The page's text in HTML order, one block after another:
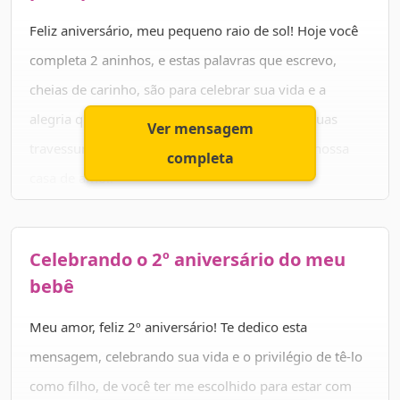
Feliz aniversário, meu amorzinho! Estaremos sempre
ao seu lado, guiando seus passos e compartilhando
aventuras incríveis. Que a vida lhe traga muita
tesouro, e nós te amamos infinitamente!
Feliz aniversário, meu pequeno raio de sol! Hoje você
completa 2 aninhos, e estas palavras que escrevo,
cheias de carinho, são para celebrar sua vida e a
alegria que você nos traz. Seu jeitinho doce e suas
travessuras alegram nosso coração e enchem nossa
casa de amor.
explorando o mundo com seus olhinhos brilhantes.
Você é a estrelinha mais brilhante de nossas vidas, e
Parabéns, meu amor! Estaremos sempre aqui para te
apoiar, proteger e amar incondicionalmente. Que seu
Ver mensagem
completa
Celebrando o 2º aniversário do meu
bebê
Meu amor, feliz 2º aniversário! Te dedico esta
mensagem, celebrando sua vida e o privilégio de tê-lo
como filho, de você ter me escolhido para estar com